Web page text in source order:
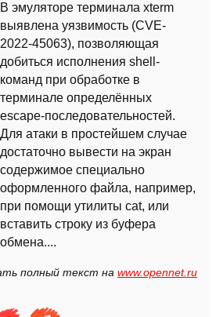
В эмуляторе терминала xterm
выявлена уязвимость (CVE-
2022-45063), позволяющая
добиться исполнения shell-
команд при обработке в
терминале определённых
escape-последовательностей.
Для атаки в простейшем случае
достаточно вывести на экран
содержимое специально
оформленного файла, например,
при помощи утилиты cat, или
вставить строку из буфера
обмена....
полный текст на www.opennet.ru